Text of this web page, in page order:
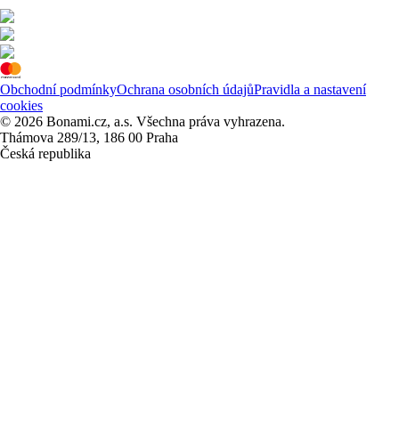
Obchodní podmínkyOchrana osobních údajůPravidla a nastavení
cookies
© 2026 Bonami.cz, a.s. Všechna práva vyhrazena.
Thámova 289/13, 186 00 Praha
Česká republika